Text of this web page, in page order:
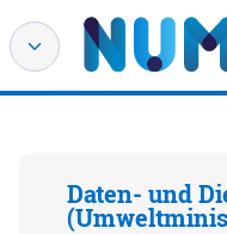
Daten- und